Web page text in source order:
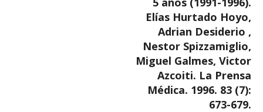
Elías Hurtado Hoyo,
Adrian Desiderio ,
Nestor Spizzamiglio,
Miguel Galmes, Victor
Azcoiti. La Prensa
Médica. 1996. 83 (7):
673-679.